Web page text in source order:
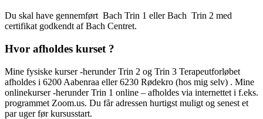
Du skal have gennemført Bach Trin 1 eller Bach Trin 2 med
certifikat godkendt af Bach Centret.
Hvor afholdes kurset ?
Mine fysiske kurser -herunder Trin 2 og Trin 3 Terapeutforløbet
afholdes i 6200 Aabenraa eller 6230 Rødekro (hos mig selv) . Mine
onlinekurser -herunder Trin 1 online – afholdes via internettet i f.eks.
programmet Zoom.us. Du får adressen hurtigst muligt og senest et
par uger før kursusstart.